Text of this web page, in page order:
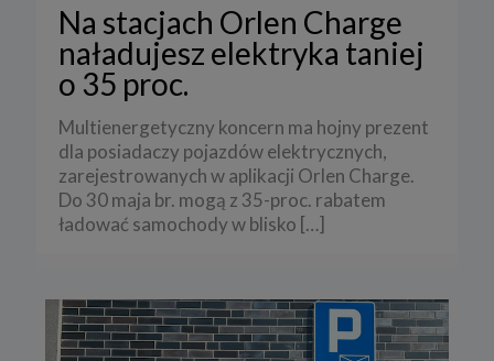
Na stacjach Orlen Charge
naładujesz elektryka taniej
o 35 proc.
Multienergetyczny koncern ma hojny prezent
dla posiadaczy pojazdów elektrycznych,
zarejestrowanych w aplikacji Orlen Charge.
Do 30 maja br. mogą z 35-proc. rabatem
ładować samochody w blisko […]